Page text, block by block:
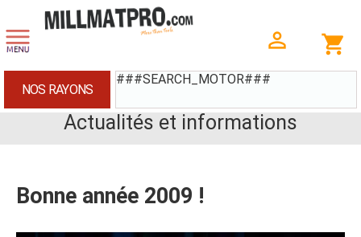
###SEARCH_MOTOR###
NOS RAYONS
Actualités et informations
Bonne année 2009 !